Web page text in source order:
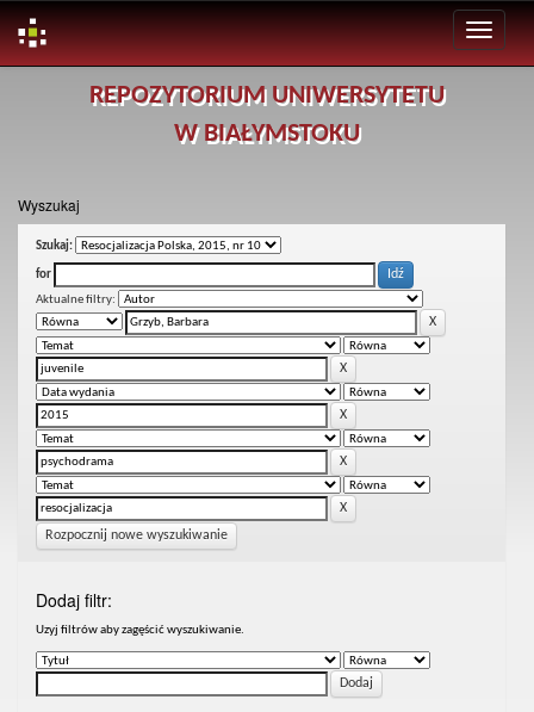
REPOZYTORIUM UNIWERSYTETU
W BIAŁYMSTOKU
Wyszukaj
Szukaj:
for
Aktualne filtry:
Rozpocznij nowe wyszukiwanie
Dodaj filtr:
Uzyj filtrów aby zagęścić wyszukiwanie.